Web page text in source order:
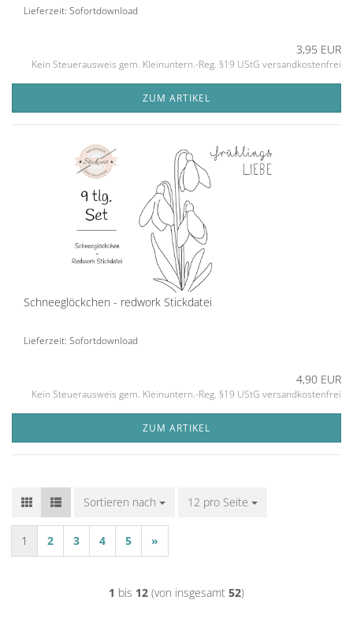
Lieferzeit: Sofortdownload
3,95 EUR
Kein Steuerausweis gem. Kleinuntern.-Reg. §19 UStG versandkostenfrei
ZUM ARTIKEL
Schneeglöckchen - redwork Stickdatei
Lieferzeit: Sofortdownload
4,90 EUR
Kein Steuerausweis gem. Kleinuntern.-Reg. §19 UStG versandkostenfrei
ZUM ARTIKEL
Sortieren nach
Sortieren nach 12 pro Seite
pro Seite
1 2 3 4 5 »
1 bis 12 (von insgesamt 52)